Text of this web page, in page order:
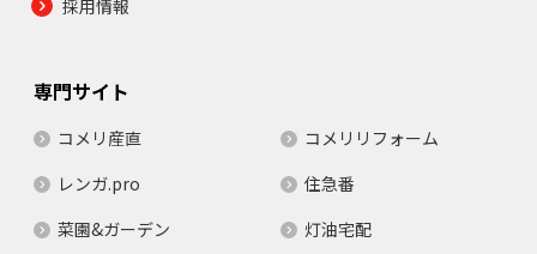
採用情報
専門サイト
コメリ産直
コメリリフォーム
レンガ.pro
住急番
菜園&ガーデン
灯油宅配